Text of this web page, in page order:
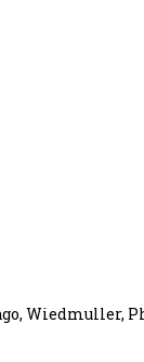
Wiedmuller,